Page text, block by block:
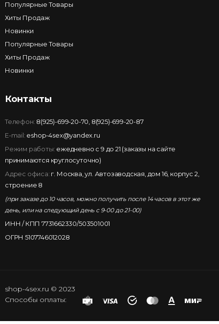
Популярные Товары
Хиты Продаж
Новинки
Популярные Товары
Хиты Продаж
Новинки
Контакты
Телефон: 8(925)-699-20-70 8(925)-699-20-87
E-mail: eshop-4sex@yandex.ru
Режим работы: ежедневно с 9 до 21 (заказы на сайте
принимаются круглосуточно)
Адрес офиса: г. Москва, ул. Автозаводская, дом 16, корпус 2,
строение 8
(при заказе до 10 часов, можно получить после 14 часов в этот же
день, или на следующий день с 9-00 до 21-00)
ИНН / КПП 7731662330/503501001
ОГРН 5107746012028
shop-4sex.ru © 2023
Способы оплаты: